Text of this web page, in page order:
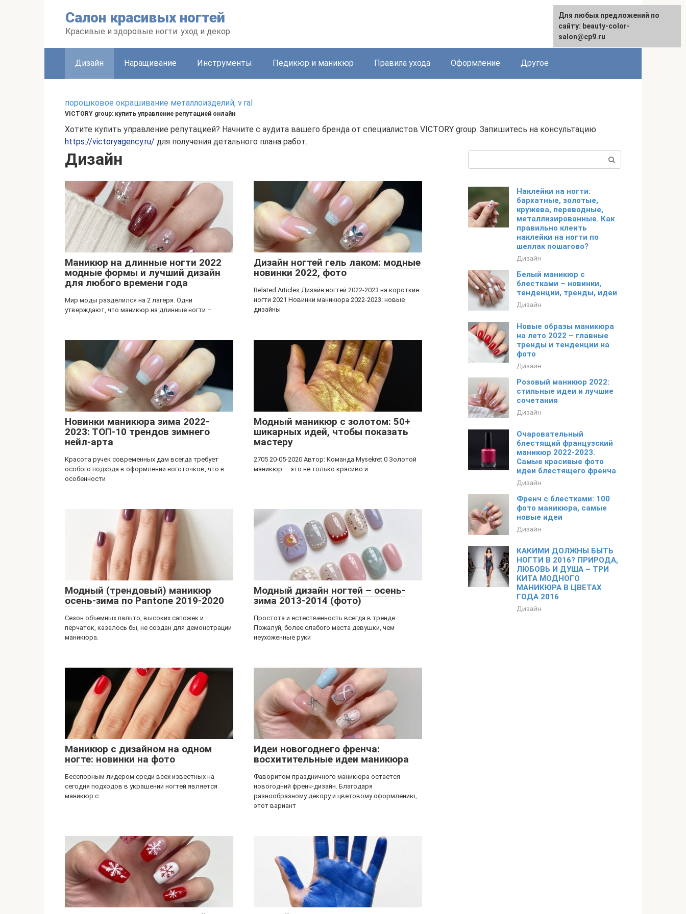
Салон красивых ногтей
Красивые и здоровые ногти: уход и декор
English
Дизайн Наращивание Инструменты Педикюр и маникюр Правила ухода Оформление Другое
порошковое окрашивание металлоизделий, v ral
VICTORY group: купить управление репутацией онлайн
Хотите купить управление репутацией? Начните с аудита вашего бренда от специалистов VICTORY group. Запишитесь на консультацию
https://victoryagency.ru/ для получения детального плана работ.
Дизайн
Маникюр на длинные ногти 2022
модные формы и лучший дизайн
для любого времени года
Мир моды разделился на 2 лагеря. Одни
утверждают, что маникюр на длинные ногти –
Дизайн ногтей гель лаком: модные
новинки 2022, фото
Related Articles Дизайн ногтей 2022-2023 на короткие
ногти 2021 Новинки маникюра 2022-2023: новые
дизайны
Новинки маникюра зима 2022-
2023: ТОП-10 трендов зимнего
нейл-арта
Красота ручек современных дам всегда требует
особого подхода в оформлении ноготочков, что в
особенности
Модный маникюр с золотом: 50+
шикарных идей, чтобы показать
мастеру
2705 20-05-2020 Автор: Команда Mysekret 0 Золотой
маникюр — это не только красиво и
Модный (трендовый) маникюр
осень-зима по Pantone 2019-2020
Сезон объемных пальто, высоких сапожек и
перчаток, казалось бы, не создан для демонстрации
маникюра.
Модный дизайн ногтей – осень-
зима 2013-2014 (фото)
Простота и естественность всегда в тренде
Пожалуй, более слабого места девушки, чем
неухоженные руки
Маникюр с дизайном на одном
ногте: новинки на фото
Бесспорным лидером среди всех известных на
сегодня подходов в украшении ногтей является
маникюр с
Идеи новогоднего френча:
восхитительные идеи маникюра
Фаворитом праздничного маникюра остается
новогодний френч-дизайн. Благодаря
разнообразному декору и цветовому оформлению,
этот вариант
Наклейки на ногти:
бархатные, золотые,
кружева, переводные,
металлизированные. Как
правильно клеить
наклейки на ногти по
шеллак пошагово?
Дизайн
Белый маникюр с
блестками – новинки,
тенденции, тренды, идеи
Дизайн
Новые образы маникюра
на лето 2022 – главные
тренды и тенденции на
фото
Дизайн
Розовый маникюр 2022:
стильные идеи и лучшие
сочетания
Дизайн
Очаровательный
блестящий французский
маникюр 2022-2023.
Самые красивые фото
идеи блестящего френча
Дизайн
Френч с блестками: 100
фото маникюра, самые
новые идеи
Дизайн
КАКИМИ ДОЛЖНЫ БЫТЬ
НОГТИ В 2016? ПРИРОДА,
ЛЮБОВЬ И ДУША – ТРИ
КИТА МОДНОГО
МАНИКЮРА В ЦВЕТАХ
ГОДА 2016
Дизайн
Для любых предложений по
сайту: beauty-color-
salon@cp9.ru